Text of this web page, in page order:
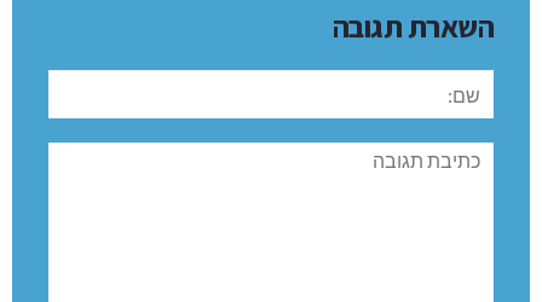
השארת תגובה
שם:
תגובה